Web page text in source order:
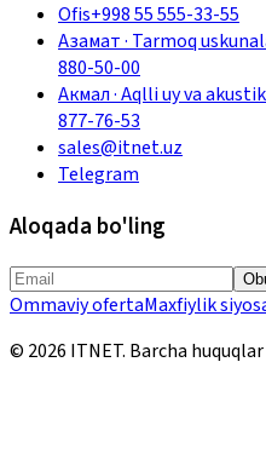
Ofis+998 55 555-33-55
Азамат· Tarmoq
880-50-00
Акмал·Aqlli uy va
877-76-53
sales@itnet.uz
Telegram
Aloqada bo'ling
Ommaviy ofertaMaxfiylik
© 2026 ITNET. Barcha